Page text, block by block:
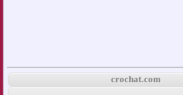
crochat.com